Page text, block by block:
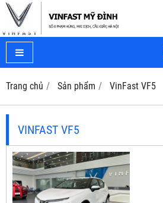
Trang chủ Sản phẩm VinFast VF5
VINFAST VF5